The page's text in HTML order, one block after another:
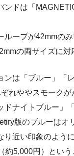
ンドは 「
ループが42mmのみ
の両サイズに対
ンは「ブルー」「
れややスモークが
ドナイトブルー」
版のブルーはオ
近い印象のよう
約5,000円）とい